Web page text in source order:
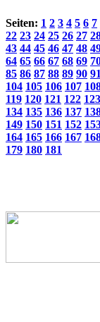
Seiten: 1 2 3 4 5 6 7
22 23 24 25 26 27
43 44 45 46 47 48
64 65 66 67 68 69
85 86 87 88 89 90 91
104 105 106 107
119 120 121 122 123
134 135 136 137
149 150 151 152
164 165 166 167
179 180 181